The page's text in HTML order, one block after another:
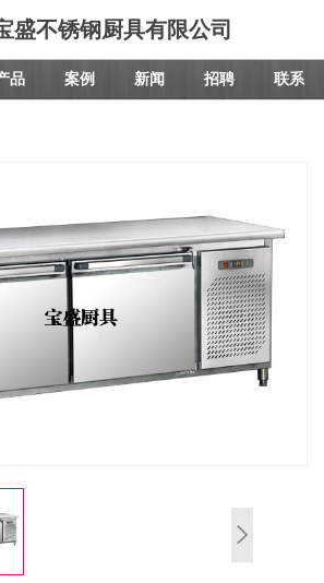
盛不锈钢厨具有限公司
品 案例 新闻 招聘 联系